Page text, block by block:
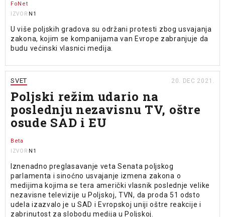
FoNet
IZVOR N1
U više poljskih gradova su održani protesti zbog usvajanja
zakona, kojim se kompanijama van Evrope zabranjuje da
budu većinski vlasnici medija.
SVET 20. DEC 2021.
Poljski režim udario na
poslednju nezavisnu TV, oštre
osude SAD i EU
Beta
IZVOR N1
Iznenadno preglasavanje veta Senata poljskog
parlamenta i sinoćno usvajanje izmena zakona o
medijima kojima se tera američki vlasnik poslednje velike
nezavisne televizije u Poljskoj, TVN, da proda 51 odsto
udela izazvalo je u SAD i Evropskoj uniji oštre reakcije i
zabrinutost za slobodu medija u Poljskoj.